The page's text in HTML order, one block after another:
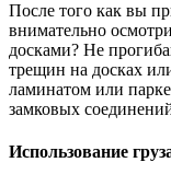
После того как вы
внимательно
досками? Не
трещин на досках
ламинатом или
замковых
Использование